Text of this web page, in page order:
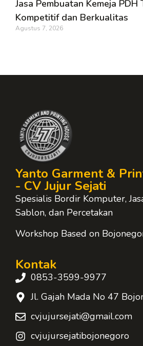
Jasa Pembuatan Kemeja PDH
Kompetitif dan Berkualitas
Agustus 7, 2026
Yanto Garment &
- CV Jujur Sejati
Spesialis Bordir Komputer,
Sablon, dan Percetakan
Workshop Based on
Kontak
0853-3599-9977
Jl. Gajah Mada No 47
cvjujursejati@gmail.com
cvjujursejatibojonegoro